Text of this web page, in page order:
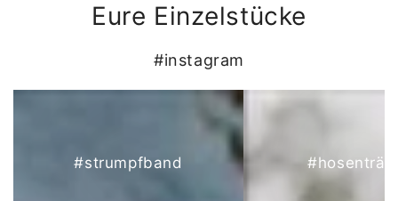
Eure Einzelstücke
#instagram
#strumpfband